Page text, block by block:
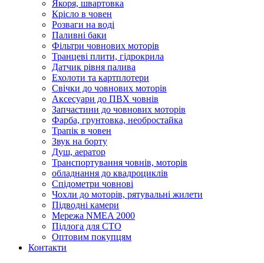
Якоря, швартовка
Крісло в човен
Розваги на воді
Паливні баки
Фільтри човнових моторів
Транцеві плити, гідрокрила
Датчик рівня палива
Ехолоти та картплотери
Cвічки до човнових моторів
Аксесуари до ПВХ човнів
Запчастини до човнових моторів
Фарба, грунтовка, необростайка
Трапік в човен
Звук на борту
Душ, аератор
Транспортування човнів, моторів
обладнання до квадроциклів
Спідометри човнові
Чохли до моторів, рятувальні жилети
Підводні камери
Мережа NMEA 2000
Підлога для СТО
Оптовим покупцям
Контакти